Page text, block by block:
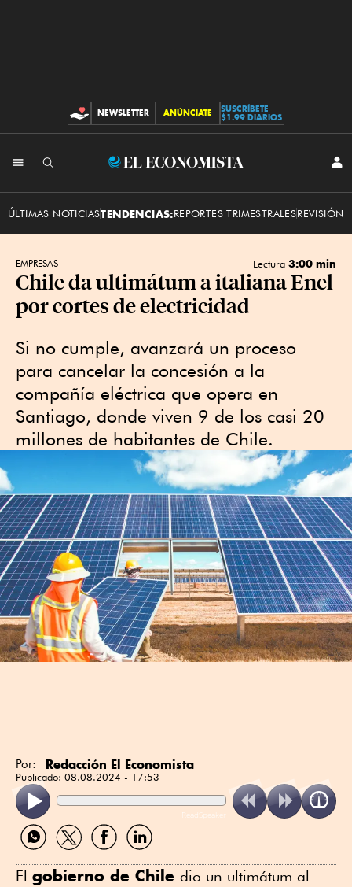
CONTRIBUCIONES
NEWSLETTER ANÚNCIATE
SUSCRÍBETE
$1.99 DIARIOS
El
ÚLTIMAS NOTICIASTENDENCIAS:REPORTES TRIMESTRALESREVISIÓN
EMPRESAS Lectura 3:00 min
Chile da ultimátum a italiana Enel
por cortes de electricidad
Si no cumple, avanzará un proceso
para cancelar la concesión a la
compañía eléctrica que opera en
Santiago, donde viven 9 de los casi 20
millones de habitantes de Chile.
Por: Redacción El Economista
Publicado: 08.08.2024 - 17:53
ReadSpeaker
Compartir
por
Compartir
por
Compartir
por
Compartir
por
El gobierno de Chile dio un ultimátum al